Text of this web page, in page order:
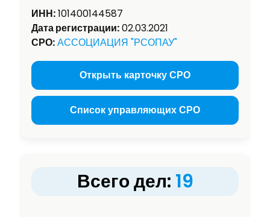
ИНН:101400144587
Дата регистрации:02.03.2021
СРО:АССОЦИАЦИЯ "РСОПАУ"
Открыть карточку СРО
Список управляющих СРО
Всего дел: 19